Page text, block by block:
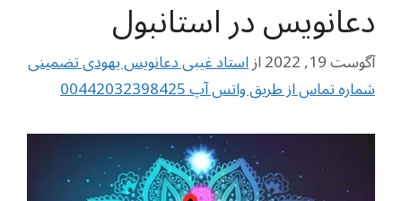
دعانویس در استانبول
آگوست 19, 2022 ازاستاد غیبی دعانویس یهودی تضمینی
شماره تماس از طریق واتس آپ 00442032398425